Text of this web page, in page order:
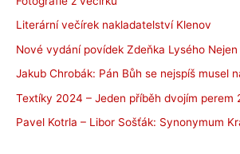
Literární večírek nakladatelství Klenov
Nové vydání povídek Zdeňka Lysého
Jakub Chrobák: Pán Bůh se nejspíš musel
Textíky 2024 – Jeden příběh dvojím perem
Pavel Kotrla – Libor Sošťák: Synonymum